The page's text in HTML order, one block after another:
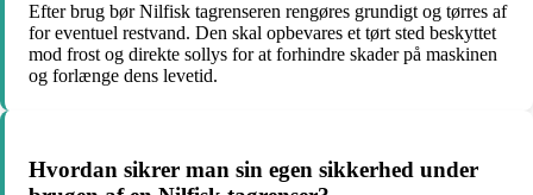
Efter brug bør Nilfisk tagrenseren rengøres grundigt og tørres af
for eventuel restvand. Den skal opbevares et tørt sted beskyttet
mod frost og direkte sollys for at forhindre skader på maskinen
og forlænge dens levetid.
Hvordan sikrer man sin egen sikkerhed under